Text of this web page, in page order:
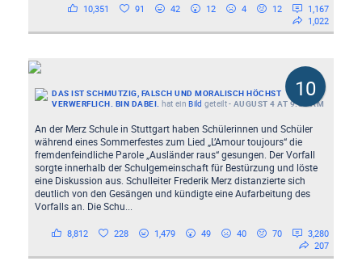
10,351 91 42 12 4 12
1,167
1,022
10
DAS IST SCHMUTZIG, FALSCH UND MORALISCH HÖCHST
VERWERFLICH. BIN DABEI. hat ein Bild geteilt- AUGUST 4 AT 9:32 AM
An der Merz Schule in Stuttgart haben Schülerinnen und Schüler
während eines Sommerfestes zum Lied „L’Amour toujours“ die
fremdenfeindliche Parole „Ausländer raus“ gesungen. Der Vorfall
sorgte innerhalb der Schulgemeinschaft für Bestürzung und löste
eine Diskussion aus. Schulleiter Frederik Merz distanzierte sich
deutlich von den Gesängen und kündigte eine Aufarbeitung des
Vorfalls an. Die Schu...
8,812 228 1,479 49 40 70
3,280
207